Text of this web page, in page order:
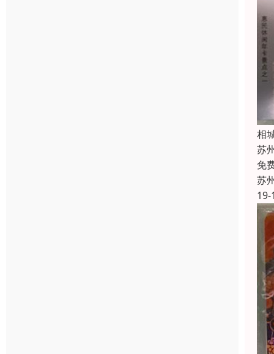
相
苏
免
苏
19-